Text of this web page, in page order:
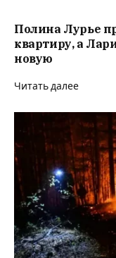
Полина Лурье
квартиру, а
новую
Читать далее